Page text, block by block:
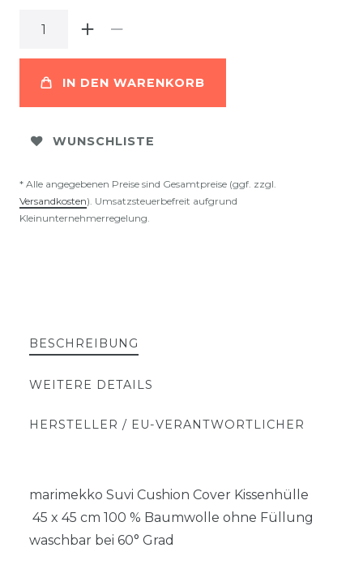
IN DEN WARENKORB
WUNSCHLISTE
* Alle angegebenen Preise sind Gesamtpreise (ggf. zzgl.
Versandkosten). Umsatzsteuerbefreit aufgrund
Kleinunternehmerregelung.
BESCHREIBUNG
WEITERE DETAILS
HERSTELLER / EU-VERANTWORTLICHER
marimekko Suvi Cushion Cover Kissenhülle
45 x 45 cm 100 % Baumwolle ohne Füllung
waschbar bei 60° Grad